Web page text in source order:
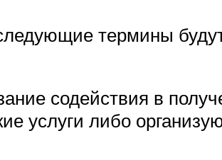
термины
содействия в
услуги либо